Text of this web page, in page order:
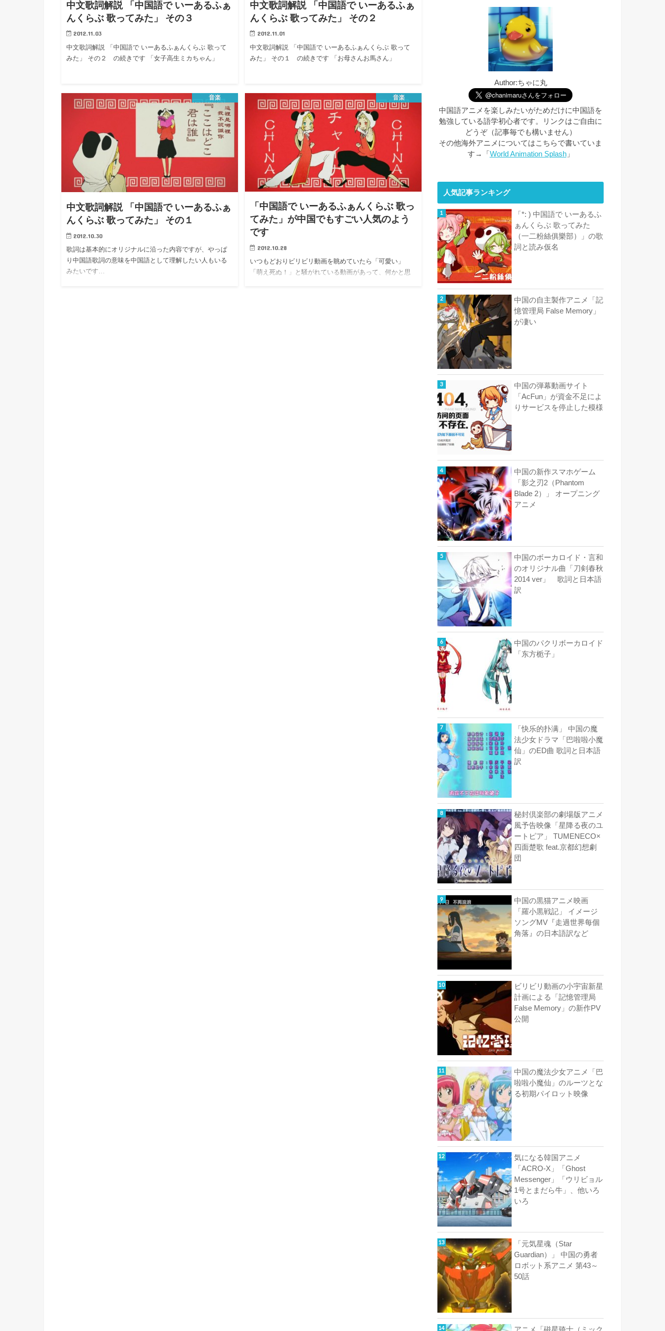
中文歌詞解説 「中国語で いーあるふぁ
んくらぶ 歌ってみた」 その３
2012.11.03
中文歌詞解説 「中国語で いーあるふぁんくらぶ 歌って
みた」 その２ の続きです 「女子高生ミカちゃん」
中文歌詞解説 「中国語で いーあるふぁ
んくらぶ 歌ってみた」 その２
2012.11.01
中文歌詞解説 「中国語で いーあるふぁんくらぶ 歌って
みた」 その１ の続きです 「お母さんお馬さん」
音楽
中文歌詞解説 「中国語で いーあるふぁ
んくらぶ 歌ってみた」 その１
2012.10.30
歌詞は基本的にオリジナルに沿った内容ですが、やっぱ
り中国語歌詞の意味を中国語として理解したい人もいる
みたいです…
音楽
「中国語で いーあるふぁんくらぶ 歌っ
てみた」が中国でもすごい人気のよう
です
2012.10.28
いつもどおりビリビリ動画を眺めていたら「可愛い」
「萌え死ぬ！」と騒がれている動画があって、何かと思
Author:ちゃに丸
中国語アニメを楽しみたいがためだけに中国語を
勉強している語学初心者です。リンクはご自由に
どうぞ（記事毎でも構いません）
その他海外アニメについてはこちらで書いていま
す→「 World Animation Splash」
人気記事ランキング
「*: ) 中国語で いーあるふ
ぁんくらぶ 歌ってみた
（一二粉絲俱樂部）」の歌
詞と読み仮名
中国の自主製作アニメ「記
憶管理局 False Memory」
が凄い
中国の弾幕動画サイト
「AcFun」が資金不足によ
りサービスを停止した模様
中国の新作スマホゲーム
「影之刃2（Phantom
Blade 2）」 オープニング
アニメ
中国のボーカロイド・言和
のオリジナル曲「刀剣春秋
2014 ver」 歌詞と日本語
訳
中国のパクリボーカロイド
「东方栀子」
「快乐的扑满」 中国の魔
法少女ドラマ「巴啦啦小魔
仙」のED曲 歌詞と日本語
訳
秘封倶楽部の劇場版アニメ
風予告映像「星降る夜のユ
ートピア」 TUMENECO×
四面楚歌 feat.京都幻想劇
団
中国の黒猫アニメ映画
「羅小黒戦記」 イメージ
ソングMV『走過世界每個
角落』の日本語訳など
ビリビリ動画の小宇宙新星
計画による「記憶管理局
False Memory」の新作PV
公開
中国の魔法少女アニメ「巴
啦啦小魔仙」のルーツとな
る初期パイロット映像
気になる韓国アニメ
「ACRO-X」「Ghost
Messenger」「ウリビョル
1号とまだら牛」、他いろ
いろ
「元気星魂（Star
Guardian）」 中国の勇者
ロボット系アニメ 第43～
50話
アニメ「磁星骑士（ミック